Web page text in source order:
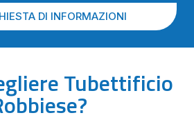
DI INFORMAZIONI
Tubettificio